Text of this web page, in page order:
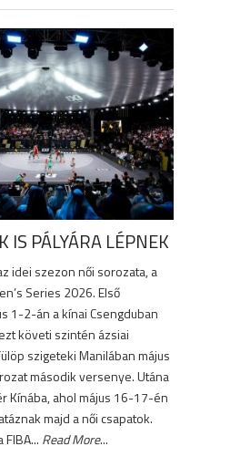
IS PÁLYÁRA LÉPNEK
idei szezon női sorozata, a
Series 2026. Első
1-2-án a kínai Csengduban
követi szintén ázsiai
szigeteki Manilában május
második versenye. Utána
Kínába, ahol május 16-17-én
majd a női csapatok.
Read More...